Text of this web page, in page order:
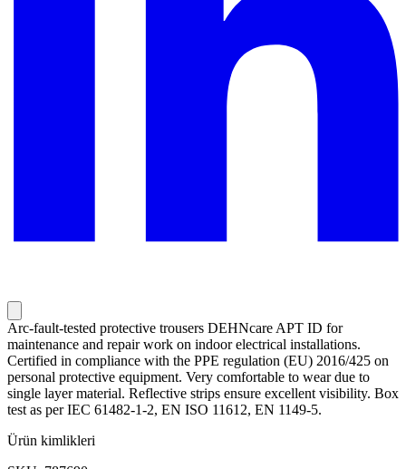
Arc-fault-tested protective trousers DEHNcare APT ID for
maintenance and repair work on indoor electrical installations.
Certified in compliance with the PPE regulation (EU) 2016/425 on
personal protective equipment. Very comfortable to wear due to
single layer material. Reflective strips ensure excellent visibility. Box
test as per IEC 61482-1-2, EN ISO 11612, EN 1149-5.
Ürün kimlikleri